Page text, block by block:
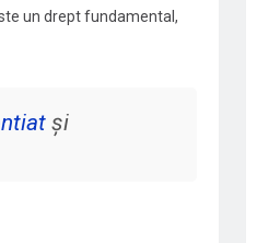
un drept fundamental,
și